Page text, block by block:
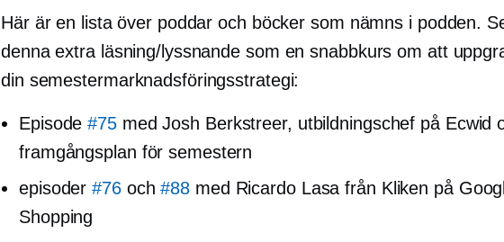
Här är en lista över poddar och böcker som nämns i podden.
denna extra läsning/lyssnande som en snabbkurs om att
din semestermarknadsföringsstrategi:
Episode#75med Josh Berkstreer, utbildningschef på Ecwid
framgångsplan för semestern
episoder#76och#88 med Ricardo Lasa från Kliken på
Shopping